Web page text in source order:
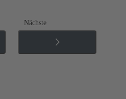
Nächste